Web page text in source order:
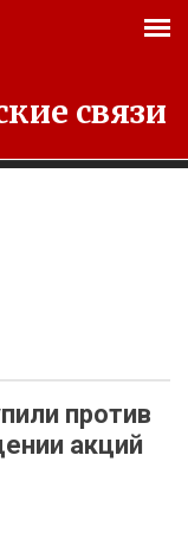
связи
против
акций